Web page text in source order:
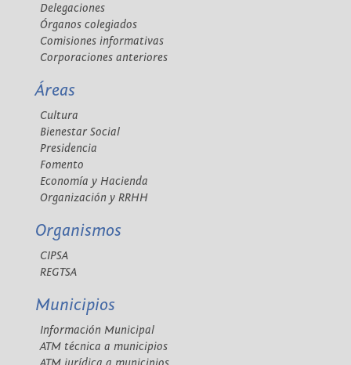
Delegaciones
Órganos colegiados
Comisiones informativas
Corporaciones anteriores
Áreas
Cultura
Bienestar Social
Presidencia
Fomento
Economía y Hacienda
Organización y RRHH
Organismos
CIPSA
REGTSA
Municipios
Información Municipal
ATM técnica a municipios